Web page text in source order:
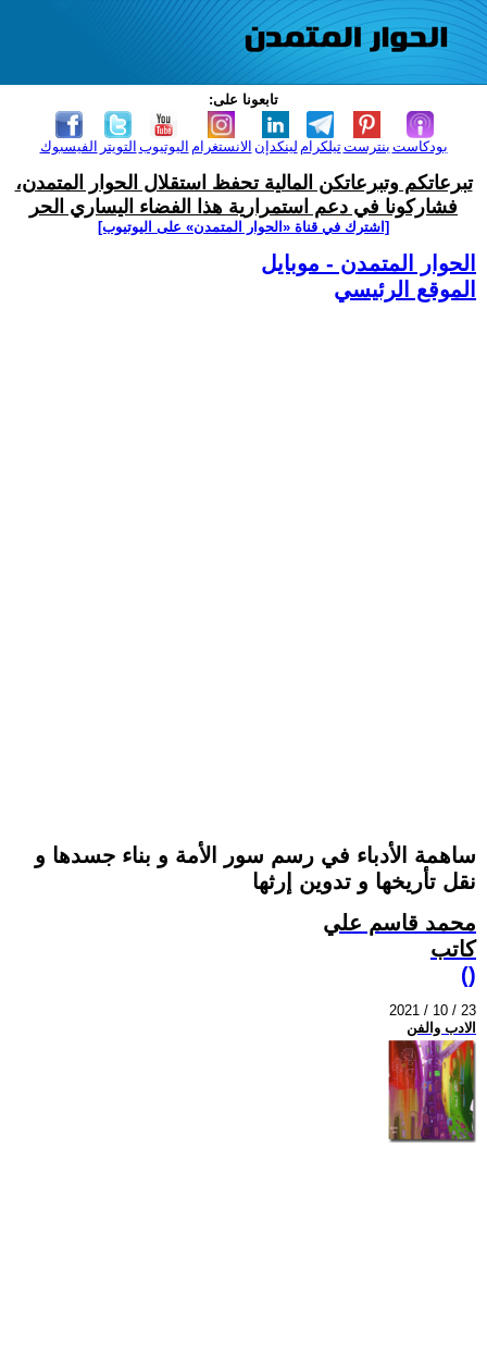
تابعونا على:
الفيسبوك التويتر اليوتيوب الانستغرام لينكدإن تيلكرامبنترست بودكاست
تبرعاتكم وتبرعاتكن المالية تحفظ استقلال الحوار المتمدن،
فشاركونا في دعم استمرارية هذا الفضاء اليساري الحر
[اشترك في قناة ‫«الحوار المتمدن» على اليوتيوب]
الحوار المتمدن - موبايل
الموقع الرئيسي
ساهمة الأدباء في رسم سور الأمة و بناء جسدها و
نقل تأريخها و تدوين إرثها
محمد قاسم علي
كاتب
()
2021 / 10 / 23
الادب والفن